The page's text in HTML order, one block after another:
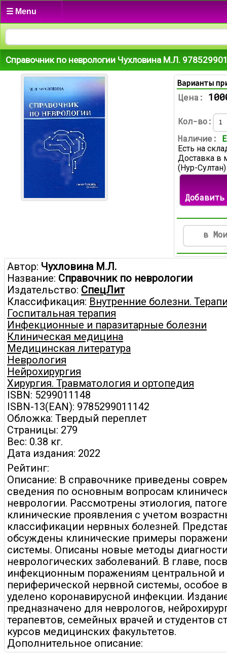
☰ Menu
Справочник по неврологии Чухловина М.Л.
Варианты
Цена:
Кол-во:
Наличие:
Есть на
Доставка в
(Нур-
в
Автор: Чухловина М.Л.
Название: Справочник по неврологии
Издательство: СпецЛит
Классификация: Внутренние болезни.
Госпитальная терапия
Инфекционные и паразитарные болезни
Клиническая медицина
Медицинская литература
Неврология
Нейрохирургия
Хирургия. Травматология и ортопедия
ISBN: 5299011148
ISBN-13(EAN): 9785299011142
Обложка: Твердый переплет
Страницы: 279
Вес: 0.38 кг.
Дата издания: 2022
Рейтинг:
Описание: В справочнике приведены
сведения по основным вопросам
неврологии. Рассмотрены этиология,
клинические проявления с учетом
классификации нервных болезней.
обсуждены клинические примеры
системы. Описаны новые методы
неврологических заболеваний. В главе,
инфекционным поражениям центральной и
периферической нервной системы, особое
уделено коронавирусной инфекции.
предназначено для неврологов,
терапевтов, семейных врачей и студентов
курсов медицинских факультетов.
Дополнительное описание: